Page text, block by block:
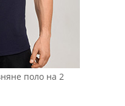
поло на 2